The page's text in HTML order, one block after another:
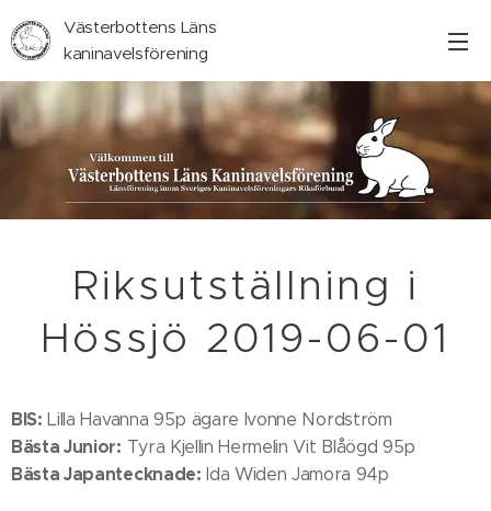
Västerbottens Läns
kaninavelsförening
Riksutställning i
Hössjö 2019-06-01
BIS: Lilla Havanna 95p ägare Ivonne Nordström
Bästa Junior: Tyra Kjellin Hermelin Vit Blåögd 95p
Bästa Japantecknade: Ida Widen Jamora 94p